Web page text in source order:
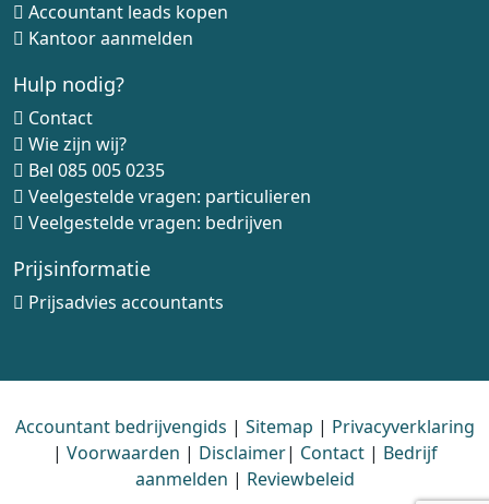
Accountant leads kopen
Kantoor aanmelden
Hulp nodig?
Contact
Wie zijn wij?
Bel 085 005 0235
Veelgestelde vragen: particulieren
Veelgestelde vragen: bedrijven
Prijsinformatie
Prijsadvies accountants
Accountant bedrijvengids | Sitemap | Privacyverklaring
| Voorwaarden | Disclaimer| Contact| Bedrijf
aanmelden | Reviewbeleid